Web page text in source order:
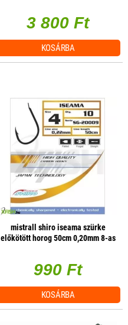
3 800 Ft
KOSÁRBA
mistrall shiro iseama szürke
előkötött horog 50cm 0,20mm 8-as
990 Ft
KOSÁRBA